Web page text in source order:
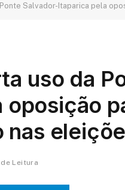
Salvador-Itaparica pela
uso da
nas
Leitura